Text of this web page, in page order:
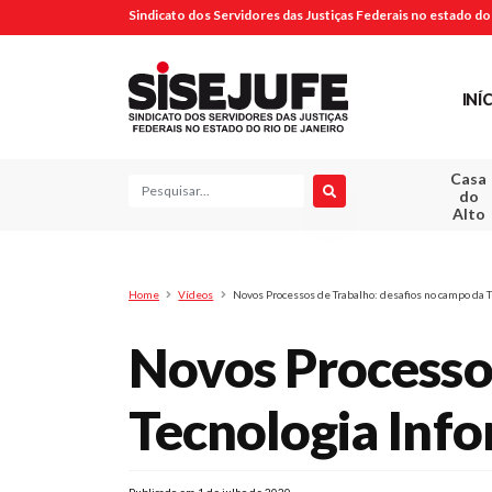
Sindicato dos Servidores das Justiças Federais no estado
Pesquisa
Casa
do
Alto
Home Vídeos Novos Processos de Trabalho: desafios no campo da
Novos
Tecnologia